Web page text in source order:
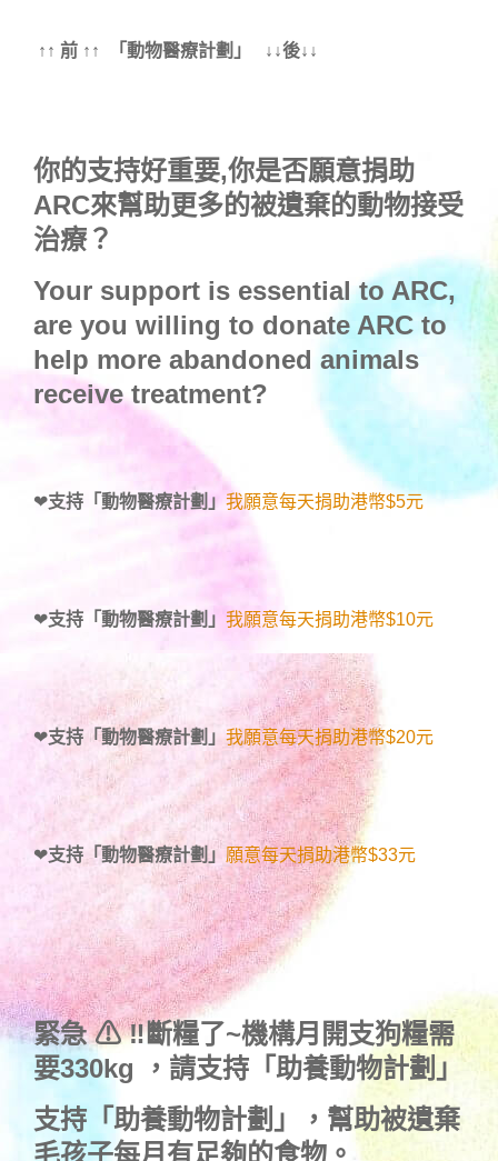
↑↑ 前 ↑↑ 「動物醫療計劃」 ↓↓後↓↓
你的支持好重要,你是否願意捐助
ARC來幫助更多的被遺棄的動物接受
治療？
Your support is essential to ARC,
are you willing to donate ARC to
help more abandoned animals
receive treatment?
❤支持「動物醫療計劃」 我願意每天捐助港幣$5元
❤支持「動物醫療計劃」 我願意每天捐助港幣$10元
❤支持「動物醫療計劃」 我願意每天捐助港幣$20元
❤支持「動物醫療計劃」 願意每天捐助港幣$33元
緊急 ⚠ ‼斷糧了~機構月開支狗糧需
要330kg ， 請支持「助養動物計劃」
支持 「助養動物計劃」
，幫助被遺棄
毛孩子每月有足夠的食物。